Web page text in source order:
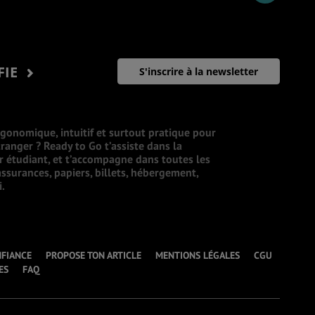
S'inscrire à la newsletter
intuitif et surtout pratique pour
? Ready to Go t’assiste dans la
et t’accompagne dans toutes les
papiers, billets, hébergement,
PROPOSE TON ARTICLE MENTIONS LÉGALES
CGU
FAQ